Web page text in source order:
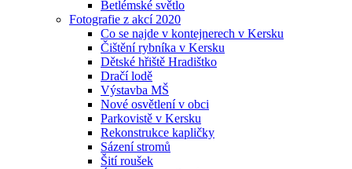
Betlémské světlo
Fotografie z akcí 2020
Co se najde v kontejnerech v Kersku
Čištění rybníka v Kersku
Dětské hřiště Hradištko
Dračí lodě
Výstavba MŠ
Nové osvětlení v obci
Parkovistě v Kersku
Rekonstrukce kapličky
Sázení stromů
Šití roušek